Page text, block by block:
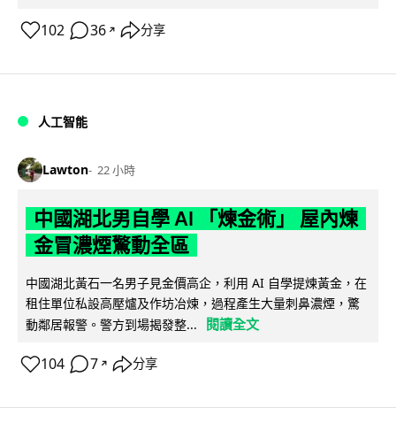
102 36 ↗ 分享
人工智能
Lawton 22 小時
中國湖北男自學 AI 「煉金術」 屋內煉
金冒濃煙驚動全區
中國湖北黃石一名男子見金價高企，利用 AI 自學提煉黃金，在
租住單位私設高壓爐及作坊冶煉，過程產生大量刺鼻濃煙，驚
動鄰居報警。警方到場揭發整...
閱讀全文
104 7 ↗ 分享